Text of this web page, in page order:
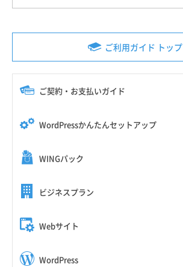
ご利用ガイド トップ
ご契約・お支払いガイド
WordPressかんたんセットアップ
WINGパック
ビジネスプラン
Webサイト
WordPress